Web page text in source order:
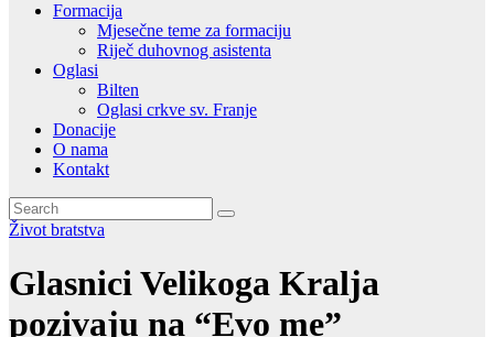
Formacija
Mjesečne teme za formaciju
Riječ duhovnog asistenta
Oglasi
Bilten
Oglasi crkve sv. Franje
Donacije
O nama
Kontakt
Život bratstva
Glasnici Velikoga Kralja
pozivaju na “Evo me”